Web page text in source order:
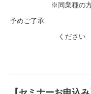
※同業種の方はご遠
予めご了承
ください